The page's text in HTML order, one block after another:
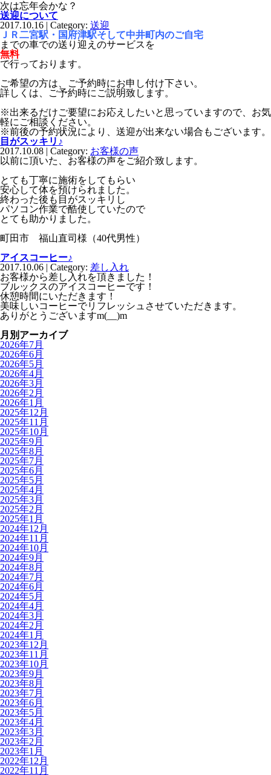
次は忘年会かな？
送迎について
2017.10.16 | Category: 送迎
ＪＲ二宮駅・国府津駅そして中井町内のご自宅
までの車での送り迎えのサービスを
無料
で行っております。
ご希望の方は、ご予約時にお申し付け下さい。
詳しくは、ご予約時にご説明致します。
※出来るだけご要望にお応えしたいと思っていますので、お気
軽にご相談ください。
※前後の予約状況により、送迎が出来ない場合もございます。
目がスッキリ♪
2017.10.08 | Category: お客様の声
以前に頂いた、お客様の声をご紹介致します。
とても丁寧に施術をしてもらい
安心して体を預けられました。
終わった後も目がスッキリし
パソコン作業で酷使していたので
とても助かりました。
町田市 福山直司様（40代男性）
アイスコーヒー♪
2017.10.06 | Category: 差し入れ
お客様から差し入れを頂きました！
ブルックスのアイスコーヒーです！
休憩時間にいただきます！
美味しいコーヒーでリフレッシュさせていただきます。
ありがとうございますm(__)m
月別アーカイブ
2026年7月
2026年6月
2026年5月
2026年4月
2026年3月
2026年2月
2026年1月
2025年12月
2025年11月
2025年10月
2025年9月
2025年8月
2025年7月
2025年6月
2025年5月
2025年4月
2025年3月
2025年2月
2025年1月
2024年12月
2024年11月
2024年10月
2024年9月
2024年8月
2024年7月
2024年6月
2024年5月
2024年4月
2024年3月
2024年2月
2024年1月
2023年12月
2023年11月
2023年10月
2023年9月
2023年8月
2023年7月
2023年6月
2023年5月
2023年4月
2023年3月
2023年2月
2023年1月
2022年12月
2022年11月